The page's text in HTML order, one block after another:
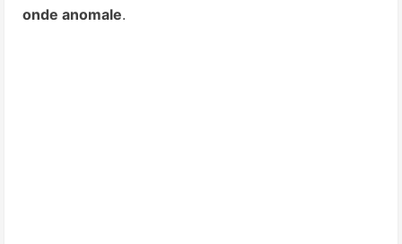
onde anomale.